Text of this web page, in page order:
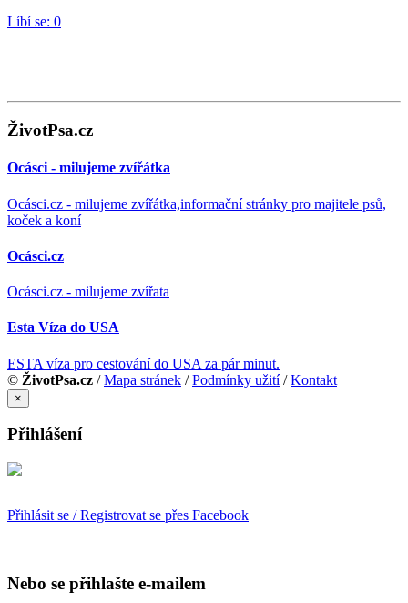
Líbí se: 0
ŽivotPsa.cz
Ocásci - milujeme zvířátka
Ocásci.cz - milujeme zvířátka,informační stránky pro majitele psů,
koček a koní
Ocásci.cz
Ocásci.cz - milujeme zvířata
Esta Víza do USA
ESTA víza pro cestování do USA za pár minut.
© ŽivotPsa.cz /Mapa stránek /Podmínky užití/Kontakt
×
Přihlášení
Přihlásit se / Registrovat se přes Facebook
Nebo se přihlašte e-mailem